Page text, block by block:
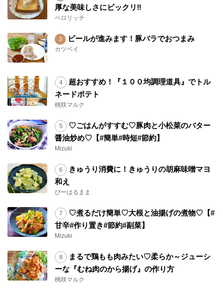
厚な美味しさにビックリ‼︎
ベロリッチ
ビールが進みます！豚バラでおつまみ
カツベイ
超おすすめ！『１００均調理道具』でトル
ネードポテト
桃咲マルク
♡ごはんがすすむ♡豚肉と小松菜のバター
醤油炒め♡【#簡単#時短#節約】
Mizuki
きゅうり消費に！きゅうりの胡麻味噌マヨ
和え
ぴーはるまま
♡煮るだけ簡単♡大根と油揚げの煮物♡【#
甘辛#作り置き#節約#副菜】
Mizuki
まるで鶏もも肉みたい♡柔らか～ジューシ
ーな『むね肉のから揚げ』の作り方
桃咲マルク